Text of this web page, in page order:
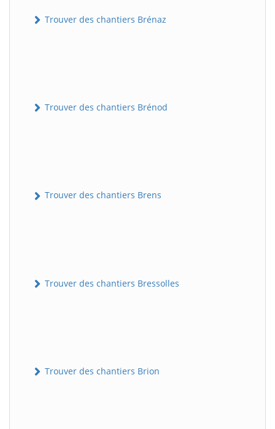
Trouver des chantiers Brénaz
Trouver des chantiers Brénod
Trouver des chantiers Brens
Trouver des chantiers Bressolles
Trouver des chantiers Brion